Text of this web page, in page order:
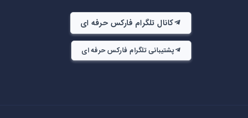
کانال تلگرام فارکس حرفه ای
پشتیبانی تلگرام فارکس حرفه ای